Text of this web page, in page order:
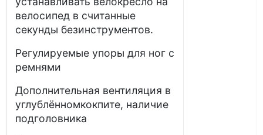
велосипед в считанные
секунды безинструментов.
Регулируемые упоры для ног с
ремнями
Дополнительная вентиляция в
углублённомкокпите, наличие
подголовника